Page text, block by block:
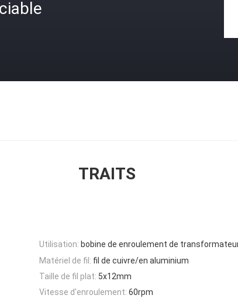
TRAITS
Utilisation: bobine de enroulement de
Matériel de fil: fil de cuivre/en aluminium
Taille de fil plat: 5x12mm
Vitesse d'enroulement: 60rpm